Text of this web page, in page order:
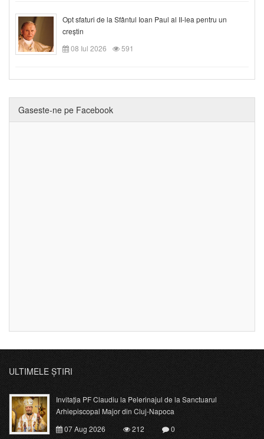
Opt sfaturi de la Sfântul Ioan Paul al II-lea pentru un
creștin
08 Iul 2026
591
Gaseste-ne pe Facebook
ULTIMELE ȘTIRI
Invitația PF Claudiu la Pelerinajul de la Sanctuarul
Arhiepiscopal Major din Cluj-Napoca
07 Aug 2026
212
0